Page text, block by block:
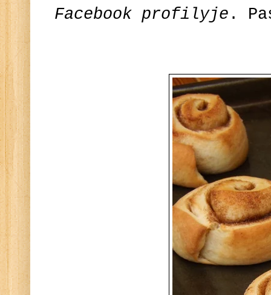
Facebook profilyje .